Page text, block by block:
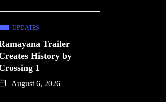
UPDATES
Trailer
History by
1
August 6, 2026